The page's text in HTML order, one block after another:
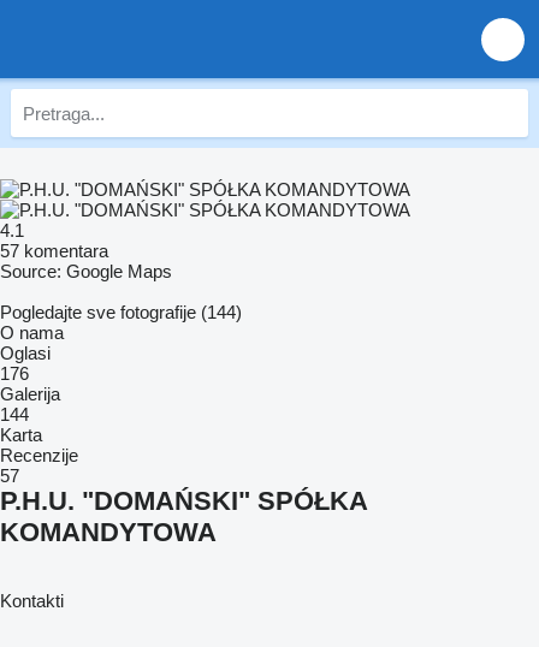
4.1
57 komentara
Source: Google Maps
Pogledajte sve fotografije (144)
O nama
Oglasi
176
Galerija
144
Karta
Recenzije
57
P.H.U. "DOMAŃSKI" SPÓŁKA
KOMANDYTOWA
Kontakti